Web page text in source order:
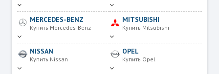
MERCEDES-BENZ
Купить Mercedes-Benz
MITSUBISHI
Купить Mitsubishi
NISSAN
Купить Nissan
OPEL
Купить Opel